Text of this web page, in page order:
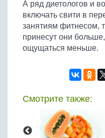
А ряд диетологов и
включать свити в
занятиям фитнесом,
принесут они больше,
ощущаться меньше.
Смотрите также: